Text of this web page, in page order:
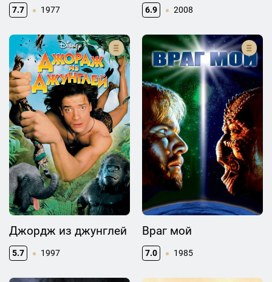
7.7 1977 6.9 2008
Джордж из джунглей
5.7 1997
Враг мой
7.0 1985